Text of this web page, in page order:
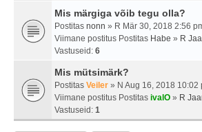
Mis märgiga võib tegu olla?
Postitas nonn » R Mär 30, 2018 2:56
Viimane postitus Postitas Habe » R
Vastuseid: 6
Mis mütsimärk?
Postitas Veiler » N Aug 16, 2018 10:02
Viimane postitus Postitas ivalO » R
Vastuseid: 1